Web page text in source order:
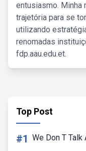
entusiasmo. Minha
trajetória para se
utilizando
renomadas
fdp.aau.edu.et.
Top Post
#1 We Don T Talk